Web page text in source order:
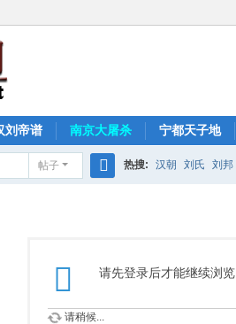
刘帝谱 南京大屠杀 宁都天子地
帖子 热搜: 汉朝 刘氏 刘邦
请先登录后才能继续浏览
请稍候...